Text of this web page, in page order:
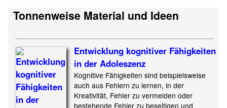
Tonnenweise Material und Ideen
Entwicklung kognitiver Fähigkeiten
in der Adoleszenz
Kognitive Fähigkeiten sind beispielsweise
auch aus Fehlern zu lernen, in der
Kreativität, Fehler zu vermeiden oder
bestehende Fehler zu beseitigen und